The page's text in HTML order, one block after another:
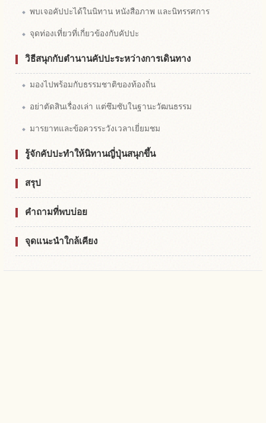
พบเจอคัปปะได้ในนิทาน หนังสือภาพ และนิทรรศการ
จุดท่องเที่ยวที่เกี่ยวข้องกับคัปปะ
วิธีสนุกกับตำนานคัปปะระหว่างการเดินทาง
มองไปพร้อมกับธรรมชาติของท้องถิ่น
อย่าตัดสินเรื่องเล่า แต่ซึมซับในฐานะวัฒนธรรม
มารยาทและข้อควรระวังเวลาเยี่ยมชม
รู้จักคัปปะทำให้นิทานญี่ปุ่นสนุกขึ้น
สรุป
คำถามที่พบบ่อย
จุดแนะนำใกล้เคียง